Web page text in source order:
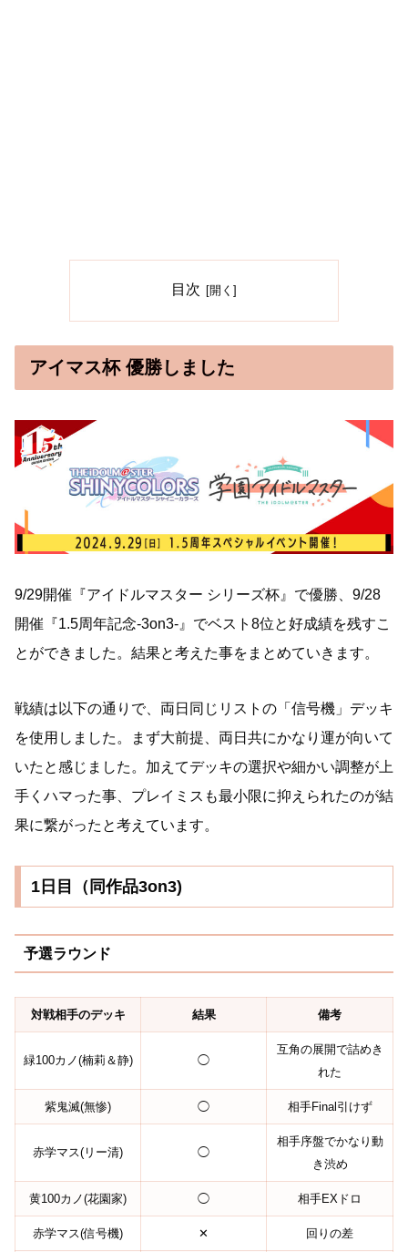
目次
アイマス杯 優勝しました
9/29開催『アイドルマスター シリーズ杯』で優勝、9/28
開催『1.5周年記念-3on3-』でベスト8位と好成績を残すこ
とができました。結果と考えた事をまとめていきます。
戦績は以下の通りで、両日同じリストの「信号機」デッキ
を使用しました。まず大前提、両日共にかなり運が向いて
いたと感じました。加えてデッキの選択や細かい調整が上
手くハマった事、プレイミスも最小限に抑えられたのが結
果に繋がったと考えています。
1日目（同作品3on3)
予選ラウンド
対戦相手のデッキ 結果 備考
緑100カノ(楠莉＆静) ◯
互角の展開で詰めき
れた
紫鬼滅(無惨) ◯ 相手Final引けず
赤学マス(リー清) ◯
相手序盤でかなり動
き渋め
黄100カノ(花園家) ◯ 相手EXドロ
赤学マス(信号機) ✕ 回りの差